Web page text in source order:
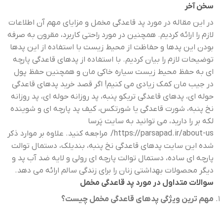
سخن آخر
در این مقاله در مورد پد قاعدگی مخمل و مزایای مهم آن اطلاعات
لازم را ارائه کردیم. همچنین در مورد راحتی کاربرد، مقرون به صرفه
بودن این پدها و حفاظت از محیط زیست با استفاده از این پدها
توضیحات لازم را بیان کردیم. با استفاده از پدهای قاعدگی پارچه
ای به حفظ محیط زیست سیاره خاکی مان و همچنین حفظ پول
در جیب مان کمک زیادی می کنیم! اگر قصد خرید پدهای قاعدگی
حوله ای، پدهای قاعدگی تریکو پنبه، پد روزانه حوله ای، پد روزانه
نخ پنبه، شورت قاعدگی یا شورتکس، کیف پد پارچه ای و شوینده
لکه بر را دارید، می توانید به سایت پَرسا
https://parsapad.ir/about-us/
مراجعه کنید. علاوه بر موارد ذکر
شده این سایت پدهای قاعدگی نخ پنبه، بندیلک، دستمال توالت
پارچه ای ساده، دستمال توالت پارچه ای رولی و لایه ضد آب پد و
دیگر محصولات بهداشتی زنان را برای زندگی سالم ارائه می دهد.
سوالات متداول در مورد پد قاعدگی مخمل
مهم ترین ویژگی پدهای قاعدگی مخمل چیست؟